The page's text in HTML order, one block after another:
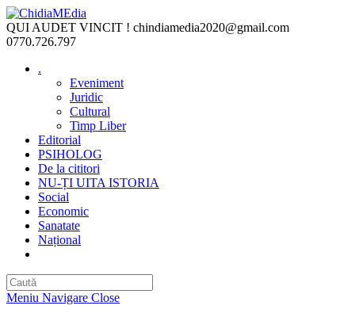
Skip
to
content
QUI AUDET VINCIT ! chindiamedia2020@gmail.com
0770.726.797
.
Eveniment
Juridic
Cultural
Timp Liber
Editorial
PSIHOLOG
De la cititori
NU-ȚI UITA ISTORIA
Social
Economic
Sanatate
Național
Meniu Navigare Close